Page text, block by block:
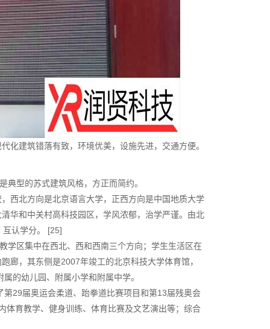
化建筑错落有致，环境优美，设施先进，交通方便。
型的苏式建筑风格，方正而简约。
西北方向是北京语言大学，正西方向是中国地质大学
华和中关村高科技园区，学风浓郁，治学严谨。由北
互认学分。 [25]
学区集中在西北、西和西南三个方向；学生生活区在
廊，其东侧是2007年竣工的北京科技大学体育馆，
的幼儿园、附属小学和附属中学。
29届奥运会柔道、跆拳道比赛项目和第13届残奥会
育教学、健身训练、体育比赛及文艺演出等；综合